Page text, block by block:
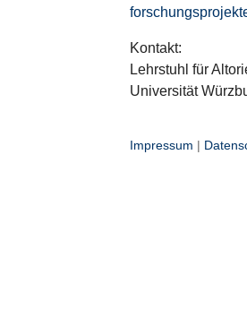
Kontakt:
Lehrstuhl für
Universität
Impressum |